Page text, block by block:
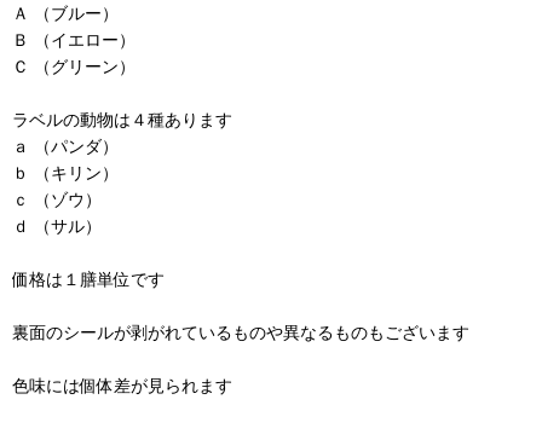
Ａ （ブルー）
Ｂ （イエロー）
Ｃ （グリーン）
ラベルの動物は４種あります
ａ （パンダ）
ｂ （キリン）
ｃ （ゾウ）
ｄ （サル）
価格は１膳単位です
裏面のシールが剥がれているものや異なるものもございます
色味には個体差が見られます